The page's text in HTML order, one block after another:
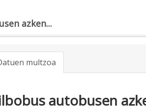
azken...
multzoa
autobusen